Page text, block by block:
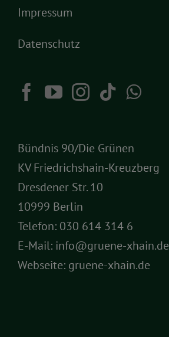
Impressum
Datenschutz
Bündnis 90/Die Grünen
KV Friedrichshain-Kreuzberg
Dresdener Str. 10
10999 Berlin
Telefon: 030 614 314 6
E-Mail: info@gruene-xhain.de
Webseite: gruene-xhain.de